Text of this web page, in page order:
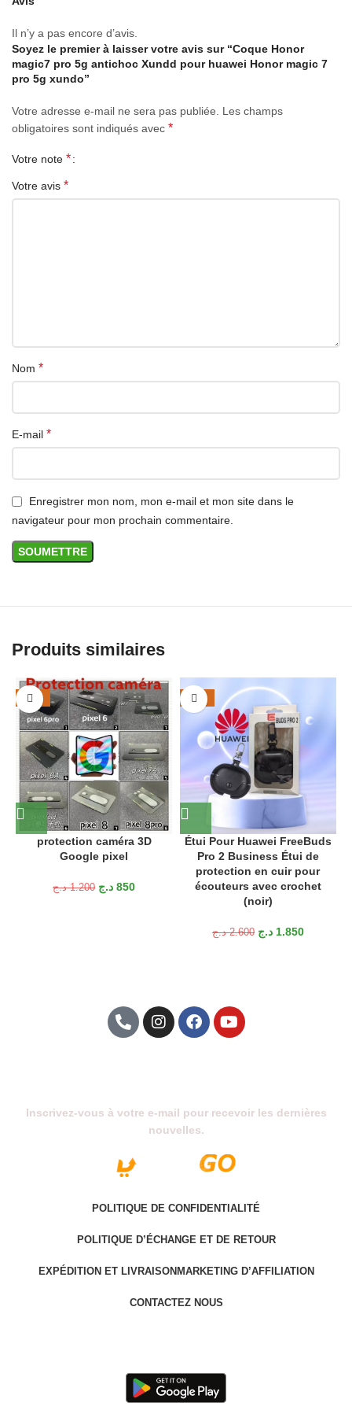
Les coins du pare-chocs protègent les chutes accidentelles
Il n’y a pas encore d’avis.
Soyez le premier à laisser votre avis sur “Coque Honor
magic7 pro 5g antichoc Xundd pour huawei Honor magic 7
pro 5g xundo”
Votre adresse e-mail ne sera pas publiée.
Les champs
obligatoires sont indiqués avec *
Votre note *
Votre avis *
Nom *
E-mail *
Enregistrer mon nom, mon e-mail et mon site dans le
navigateur pour mon prochain commentaire.
Produits similaires
-29%
protection caméra 3D
Google pixel
1.200 د.ج 850 د.ج
-29%
Étui Pour Huawei FreeBuds
Pro 2 Business Étui de
protection en cuir pour
écouteurs avec crochet
(noir)
2.600 د.ج 1.850 د.ج
Inscrivez-vous à votre e-mail pour recevoir les dernières
nouvelles.
POLITIQUE DE CONFIDENTIALITÉ
POLITIQUE D’ÉCHANGE ET DE RETOUR
EXPÉDITION ET LIVRAISON MARKETING D’AFFILIATION
CONTACTEZ NOUS